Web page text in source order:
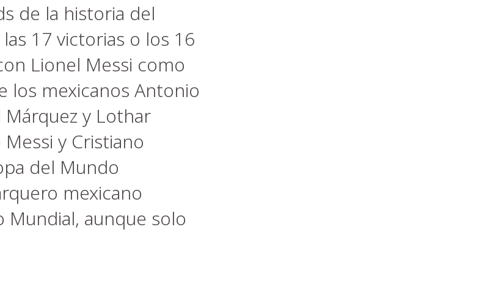
de la historia del
17 victorias o los 16
Lionel Messi como
los mexicanos Antonio
Márquez y Lothar
y Cristiano
del Mundo
mexicano
Mundial, aunque solo